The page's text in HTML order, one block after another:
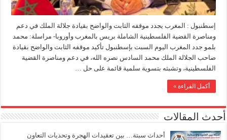
إسطنبول : المغرب يجدد موقفه الثابت والواضح بقيادة جلالة الملك في دعم
ومناصرة القضية الفلسطينية الشاملة بريس بالمغرب وأوروبا- مراسلة: محمد
بلمو جدد المغرب اليوم السبت بإسطنبول تأكيد موقفه الثابت والواضح بقيادة
صاحب الجلالة الملك محمد السادس نصره الله، في دعم ومناصرة القضية
الفلسطينية، وتشبثه بتسوية سلمية قائمة على حل …
أكمل القراءة »
أحدث المقالات
أحداث سبتة… بين تعقيدات الهجرة وتحديات التعاون